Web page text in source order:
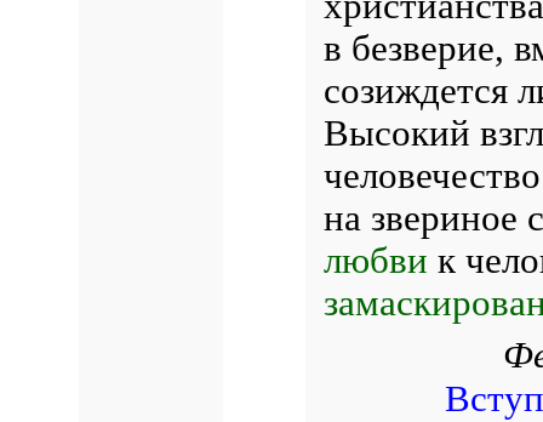
в безверие,
созиждется
Высокий
на звериное
любви к